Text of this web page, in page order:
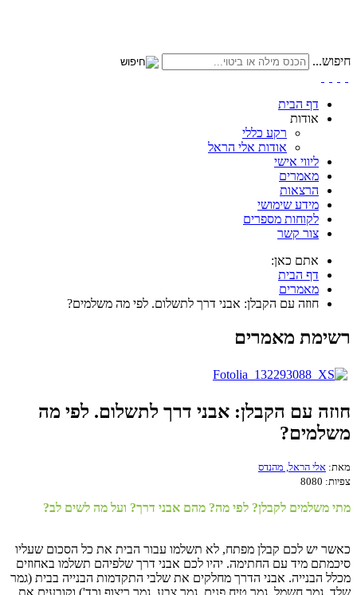
חיפוש...
דף הבית
אודות
רקע כללי
אודות אלי הראל
ליווי אישי
מאמרים
הרצאות
מידע שימושי
לקוחות מספרים
צור קשר
אתם כאן:
דף הבית
מאמרים
חוזה עם הקבלן: אבני דרך לתשלום. לפי מה משלמים?
רשימת מאמרים
חוזה עם הקבלן: אבני דרך לתשלום. לפי מה
משלמים?
מאת: אלי הראל, מהנדס
צפיות: 8080
מתי משלמים לקבלן? לפי מה? מהם אבני דרך? ועל מה לשים לב?
כאשר יש לכם קבלן מפתח, לא תשלמו עבור הבית את כל הסכום שעליו
סיכמתם מיד עם החתימה. יהיו לכם אבני דרך שלפיהם תשלמו באחוזים
מכלל הבנייה. אבני הדרך מחלקים את שלבי התקדמות הבנייה בבית (גמר